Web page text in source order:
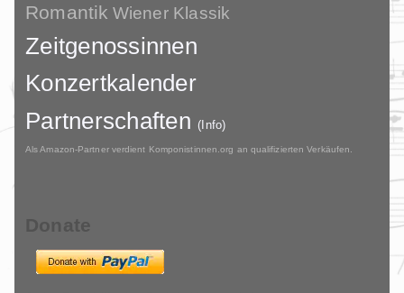
Romantik Wiener Klassik
Zeitgenossinnen
Konzertkalender
Partnerschaften(Info)
Als Amazon-Partner verdient Komponistinnen.org an qualifizierten Verkäufen.
Donate